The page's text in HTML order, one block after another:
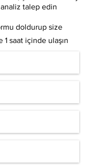
talep edin
doldurup size
1 saat içinde ulaşın